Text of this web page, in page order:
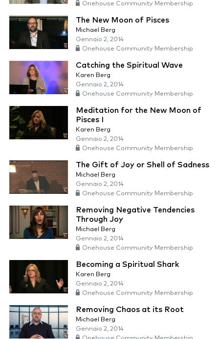
Onehouse Community Membership
The New Moon of Pisces
Michael Berg
Gennaio 2, 2014
Onehouse Community Membership
Catching the Spiritual Wave
Karen Berg
Gennaio 2, 2014
Onehouse Community Membership
Meditation for the New Moon of
Pisces I
Karen Berg
Gennaio 2, 2014
Onehouse Community Membership
The Gift of Joy or Shell of Sadness
Michael Berg
Gennaio 2, 2014
Onehouse Community Membership
Removing Negative Tendencies
Through Joy
Michael Berg
Gennaio 2, 2014
Onehouse Community Membership
Becoming a Spiritual Shark
Karen Berg
Gennaio 2, 2014
Onehouse Community Membership
Removing Chaos at its Root
Michael Berg
Gennaio 2, 2014